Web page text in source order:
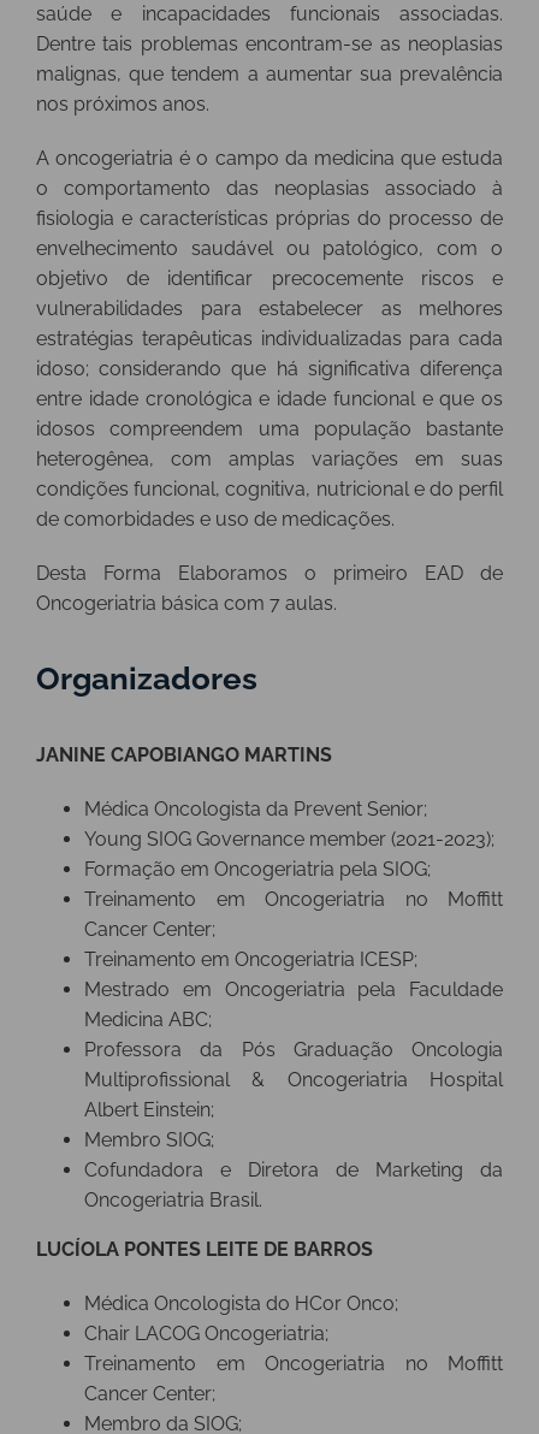
saúde e incapacidades funcionais associadas.
Dentre tais problemas encontram-se as neoplasias
malignas, que tendem a aumentar sua prevalência
nos próximos anos.
A oncogeriatria é o campo da medicina que estuda
o comportamento das neoplasias associado à
fisiologia e características próprias do processo de
envelhecimento saudável ou patológico, com o
objetivo de identificar precocemente riscos e
vulnerabilidades para estabelecer as melhores
estratégias terapêuticas individualizadas para cada
idoso; considerando que há significativa diferença
entre idade cronológica e idade funcional e que os
idosos compreendem uma população bastante
heterogênea, com amplas variações em suas
condições funcional, cognitiva, nutricional e do perfil
de comorbidades e uso de medicações.
Desta Forma Elaboramos o primeiro EAD de
Oncogeriatria básica com 7 aulas.
Organizadores
JANINE CAPOBIANGO MARTINS
Médica Oncologista da Prevent Senior;
Young SIOG Governance member (2021-2023);
Formação em Oncogeriatria pela SIOG;
Treinamento em Oncogeriatria no Moffitt
Cancer Center;
Treinamento em Oncogeriatria ICESP;
Mestrado em Oncogeriatria pela Faculdade
Medicina ABC;
Professora da Pós Graduação Oncologia
Multiprofissional & Oncogeriatria Hospital
Albert Einstein;
Membro SIOG;
Cofundadora e Diretora de Marketing da
Oncogeriatria Brasil.
LUCÍOLA PONTES LEITE DE BARROS
Médica Oncologista do HCor Onco;
Chair LACOG Oncogeriatria;
Treinamento em Oncogeriatria no Moffitt
Cancer Center;
Membro da SIOG;